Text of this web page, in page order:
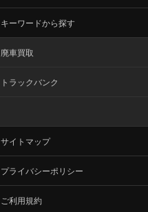
キーワードから探す
廃車買取
トラックバンク
サイトマップ
プライバシーポリシー
ご利用規約